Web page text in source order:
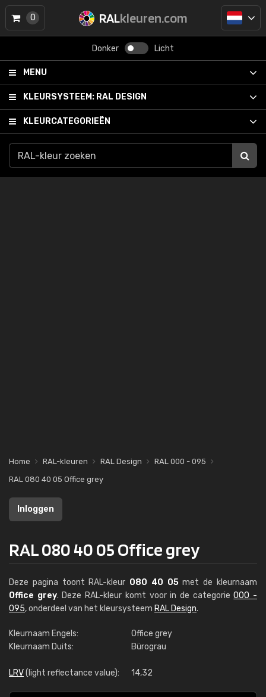
RALkleuren.com
Donker Licht
MENU
KLEURSYSTEEM: RAL DESIGN
KLEURCATEGORIEËN
0
Home RAL-kleuren RAL Design
RAL 000 - 095
RAL 080 40 05 Office grey
Inloggen
RAL 080 40 05 Office grey
Deze pagina toont RAL-kleur 080 40 05met de kleurnaam
Office grey. Deze RAL-kleur komt voor in de categorie000 -
095, onderdeel van het kleursysteem RAL Design.
Kleurnaam Engels:
Office grey
Kleurnaam Duits:
Bürograu
LRV(light reflectance value): 14,32